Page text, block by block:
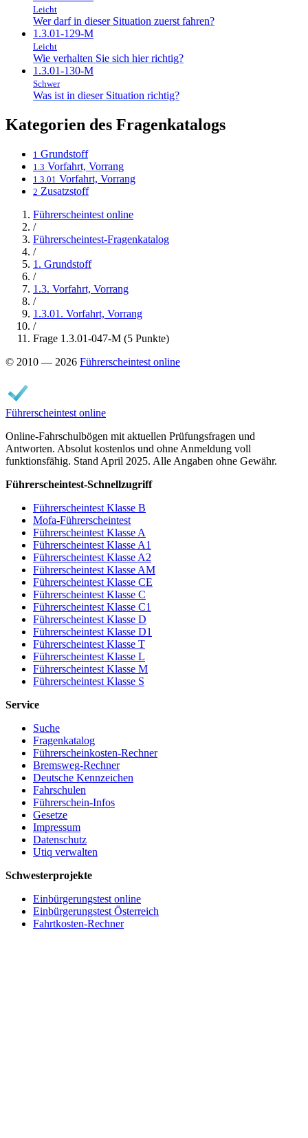
Leicht
Wer darf in dieser Situation zuerst fahren?
1.3.01-129-M
Leicht
Wie verhalten Sie sich hier richtig?
1.3.01-130-M
Schwer
Was ist in dieser Situation richtig?
Kategorien des Fragenkatalogs
1 Grundstoff
1.3 Vorfahrt, Vorrang
1.3.01 Vorfahrt, Vorrang
2 Zusatzstoff
Führerscheintest online
/
Führerscheintest-Fragenkatalog
/
1. Grundstoff
/
1.3. Vorfahrt, Vorrang
/
1.3.01. Vorfahrt, Vorrang
/
Frage 1.3.01-047-M (5 Punkte)
© 2010 — 2026 Führerscheintest online
Führerscheintest online
Online-Fahrschulbögen mit aktuellen Prüfungsfragen und
Antworten. Absolut kostenlos und ohne Anmeldung voll
funktionsfähig. Stand April 2025. Alle Angaben ohne Gewähr.
Führerscheintest-Schnellzugriff
Führerscheintest Klasse B
Mofa-Führerscheintest
Führerscheintest Klasse A
Führerscheintest Klasse A1
Führerscheintest Klasse A2
Führerscheintest Klasse AM
Führerscheintest Klasse CE
Führerscheintest Klasse C
Führerscheintest Klasse C1
Führerscheintest Klasse D
Führerscheintest Klasse D1
Führerscheintest Klasse T
Führerscheintest Klasse L
Führerscheintest Klasse M
Führerscheintest Klasse S
Service
Suche
Fragenkatalog
Führerscheinkosten-Rechner
Bremsweg-Rechner
Deutsche Kennzeichen
Fahrschulen
Führerschein-Infos
Gesetze
Impressum
Datenschutz
Utiq verwalten
Schwesterprojekte
Einbürgerungstest online
Einbürgerungstest Österreich
Fahrtkosten-Rechner